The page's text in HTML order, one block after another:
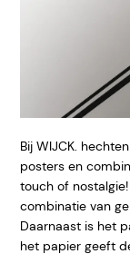
Bij WIJCK.
posters en
touch of
combinatie van
Daarnaast is het
het papier geeft